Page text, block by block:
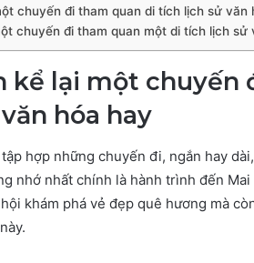
chuyến đi tham quan di tích lịch sử văn
chuyến đi tham quan một di tích lịch sử
kể lại một
hóa hay
hợp những chuyến đi, ngắn hay
nhớ nhất chính là hành trình đến
khám phá vẻ đẹp quê hương mà